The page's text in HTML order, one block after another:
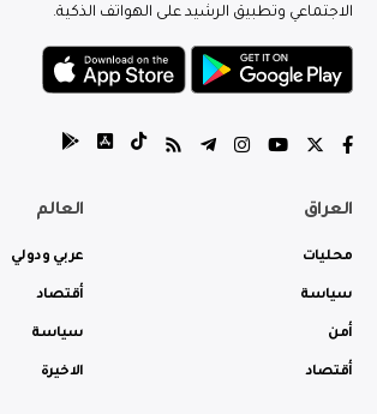
الاجتماعي وتطبيق الرشيد على الهواتف الذكية.
العراق
محليات
سياسة
أمن
أقتصاد
العالم
عربي ودولي
أقتصاد
سياسة
الاخيرة